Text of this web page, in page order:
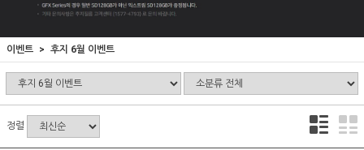
이벤트 후지 6월 이벤트
정렬